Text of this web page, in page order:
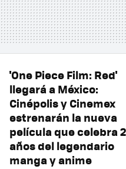
'One Piece Film: Red'
llegará a México:
Cinépolis y Cinemex
estrenarán la nueva
película que celebra
años del legendario
manga y anime